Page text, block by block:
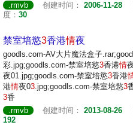
.rmvb
创建时间： 2006-11-28
度： 30
禁室培慾3香港情夜
goodls.com-AV大片魔法盒子
彩.jpg;goodls.com-禁室培慾3香港情
夜01.jpg;goodls.com-禁室培慾3香港
港情夜03.jpg;goodls.com-禁室培慾3
3香
.rmvb
创建时间： 2013-08-26
192